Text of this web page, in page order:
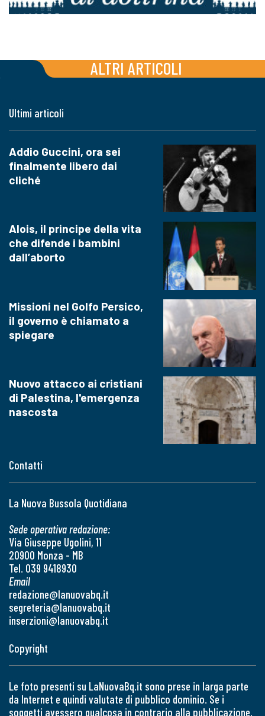
ALTRI ARTICOLI
Contatti
La Nuova Bussola Quotidiana
Sede operativa redazione:
Via Giuseppe Ugolini, 11
20900 Monza - MB
Tel. 039 9418930
Email
redazione@lanuovabq.it
segreteria@lanuovabq.it
inserzioni@lanuovabq.it
Ultimi articoli
Addio Guccini, ora sei
finalmente libero dai
cliché
Alois, il principe della vita
che difende i bambini
dall’aborto
Missioni nel Golfo Persico,
il governo è chiamato a
spiegare
Nuovo attacco ai cristiani
di Palestina, l'emergenza
nascosta
Copyright
Le foto presenti su LaNuovaBq.it sono prese in larga parte
da Internet e quindi valutate di pubblico dominio. Se i
soggetti avessero qualcosa in contrario alla pubblicazione,